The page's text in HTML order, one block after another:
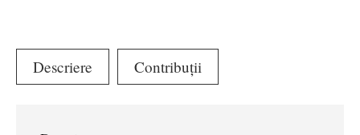
Descriere Contribuții